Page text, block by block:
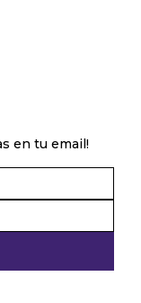
en tu email!